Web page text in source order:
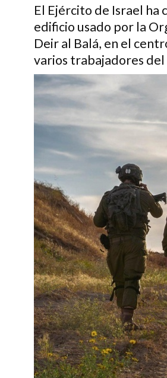
El Ejército de Israel ha
edificio usado por la
Deir al Balá, en el
varios trabajadores